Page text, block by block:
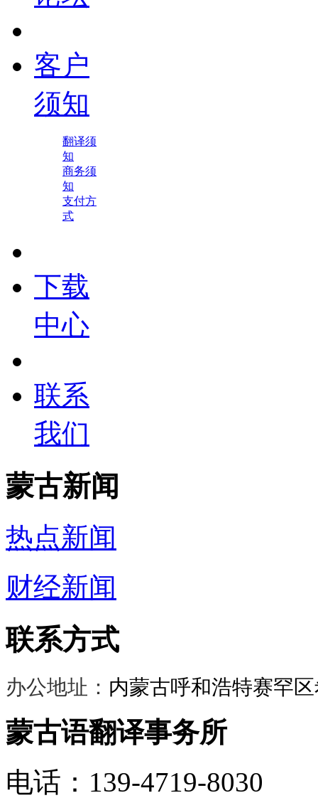
客户
须知
翻译须
知
商务须
知
支付方
式
下载
中心
联系
我们
蒙古新闻
热点新闻
财经新闻
联系方式
办公地址： 内蒙古呼和浩特赛罕
蒙古语翻译事务所
电话：139-4719-8030